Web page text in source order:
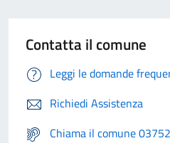
Contatta il comune
Leggi le domande
Richiedi Assistenza
Chiama il comune